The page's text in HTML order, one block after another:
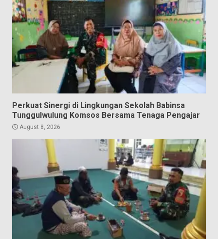
Perkuat Sinergi di Lingkungan Sekolah Babinsa
Tunggulwulung Komsos Bersama Tenaga Pengajar
August 8, 2026